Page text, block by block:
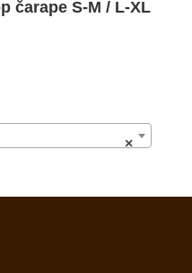
čarape S-M / L-XL
×